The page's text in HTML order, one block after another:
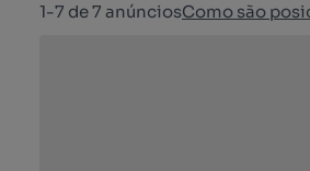
1-7 de 7 anúnciosComo são